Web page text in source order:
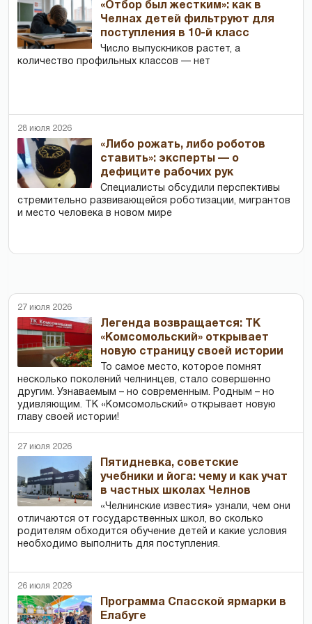
«Отбор был жестким»: как в
Челнах детей фильтруют для
поступления в 10-й класс
Число выпускников растет, а
количество профильных классов — нет
28 июля 2026
«Либо рожать, либо роботов
ставить»: эксперты — о
дефиците рабочих рук
Специалисты обсудили перспективы
стремительно развивающейся роботизации, мигрантов
и место человека в новом мире
27 июля 2026
Легенда возвращается: ТК
«Комсомольский» открывает
новую страницу своей истории
То самое место, которое помнят
несколько поколений челнинцев, стало совершенно
другим. Узнаваемым – но современным. Родным – но
удивляющим. ТК «Комсомольский» открывает новую
главу своей истории!
27 июля 2026
Пятидневка, советские
учебники и йога: чему и как учат
в частных школах Челнов
«Челнинские известия» узнали, чем они
отличаются от государственных школ, во сколько
родителям обходится обучение детей и какие условия
необходимо выполнить для поступления.
26 июля 2026
Программа Спасской ярмарки в
Елабуге